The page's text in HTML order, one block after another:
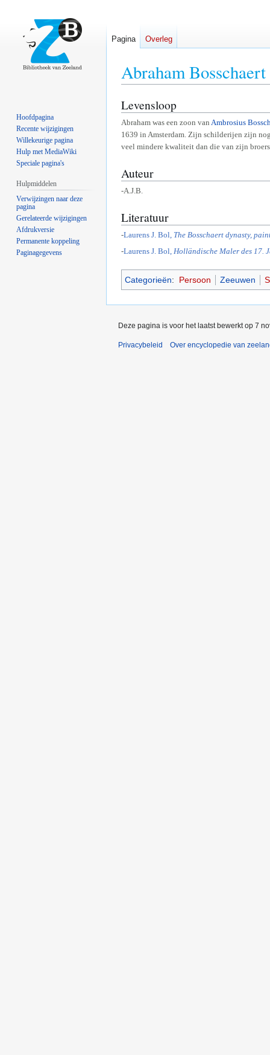
Abraham Bosschaert
Naar
navigatie
Naar
zoeken
Levensloop
Abraham was een zoon van Ambrosius
1639 in Amsterdam. Zijn schilderijen zijn
veel mindere kwaliteit dan die van zijn
Auteur
-A.J.B.
Literatuur
-Laurens J. Bol, The Bosschaert dynasty,
-Laurens J. Bol, Holländische Maler des 17.
Categorieën: Persoon Zeeuwen
Pagina Overleg
Hoofdpagina
Recente wijzigingen
Willekeurige pagina
Hulp met MediaWiki
Speciale pagina's
Hulpmiddelen
Verwijzingen naar deze
pagina
Gerelateerde wijzigingen
Afdrukversie
Permanente koppeling
Paginagegevens
Deze pagina is voor het laatst bewerkt op 7
Privacybeleid Over encyclopedie van